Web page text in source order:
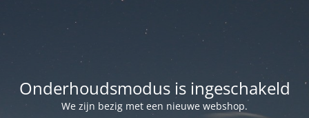
Onderhoudsmodus is ingeschakeld
We zijn bezig met een nieuwe webshop.